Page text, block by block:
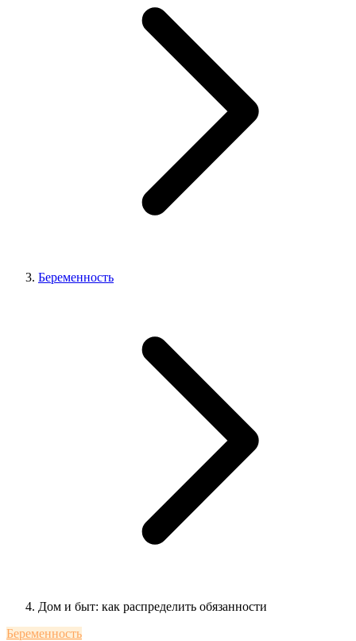
Беременность
Дом и быт: как распределить обязанности
Беременность